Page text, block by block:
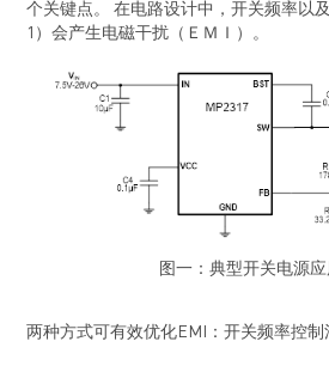
个关键点。 在电路设计中，开关频率以
1）会产生电磁干扰（ＥＭＩ）。
图一：典型开关电源
两种方式可有效优化EMI：开关频率控